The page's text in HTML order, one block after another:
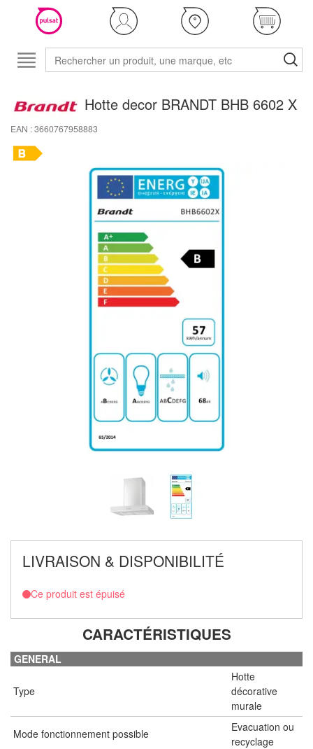
Hotte decor BRANDT BHB 6602 X
EAN : 3660767958883
LIVRAISON & DISPONIBILITÉ
Ce produit est épuisé
CARACTÉRISTIQUES
GENERAL
Type
Hotte
décorative
murale
Mode fonctionnement possible
Evacuation ou
recyclage